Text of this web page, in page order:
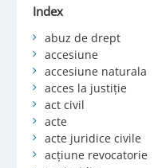
Index
abuz de drept
accesiune
accesiune naturala
acces la justiție
act civil
acte
acte juridice civile
acțiune revocatorie